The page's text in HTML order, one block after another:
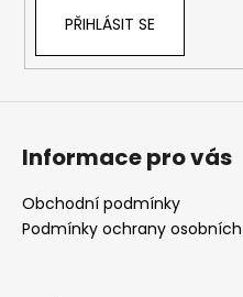
PŘIHLÁSIT SE
Informace pro vás
Obchodní podmínky
Podmínky ochrany